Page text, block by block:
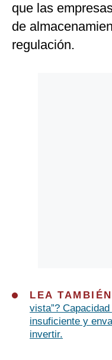
que las
de
regulación.
LEA
vista”?
insuficiente y
invertir.